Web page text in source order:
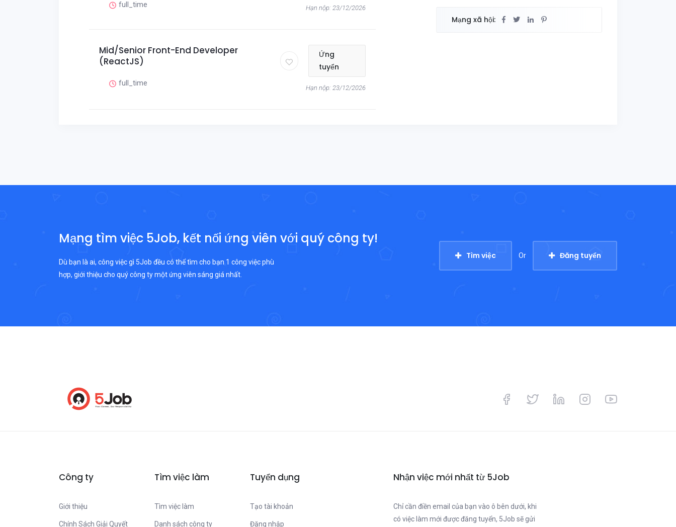
full_time Hạn nộp: 23/12/2026
Mid/Senior Front-End Developer
(ReactJS)
full_time
Ứng
tuyển
Hạn nộp: 23/12/2026
Mạng xã hội:
Mạng tìm việc 5Job, kết nối ứng viên với quý công ty!
Dù bạn là ai, công việc gì 5Job đều có thể tìm cho bạn 1 công việc phù
hợp, giới thiệu cho quý công ty một ứng viên sáng giá nhất.
Tìm việc Or Đăng tuyển
Công ty
Giới thiệu
Chính Sách Giải Quyết
Tìm việc làm
Tìm việc làm
Danh sách công ty
Tuyển dụng
Tạo tài khoản
Đăng nhập
Nhận việc mới nhất từ 5Job
Chỉ cần điền email của bạn vào ô bên dưới, khi
có việc làm mới được đăng tuyển, 5Job sẽ gửi